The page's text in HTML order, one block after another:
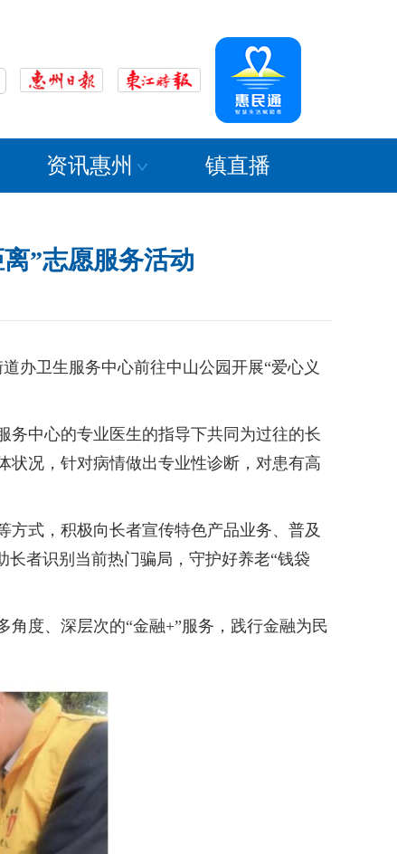
资讯惠州 镇直播
”志愿服务活动
办卫生服务中心前往中山公园开展“爱心义
中心的专业医生的指导下共同为过往的长
状况，针对病情做出专业性诊断，对患有高
式，积极向长者宣传特色产品业务、普及
者识别当前热门骗局，守护好养老“钱袋
度、深层次的“金融+”服务，践行金融为民